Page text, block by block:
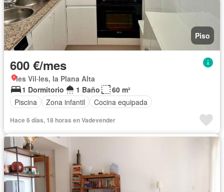
Piso
600 €/mes
les Vil·les, la Plana Alta
1 Dormitorio
1 Baño
60 m²
Piscina
Zona infantil Cocina equipada
Hace 6 días, 18 horas en Vadevender